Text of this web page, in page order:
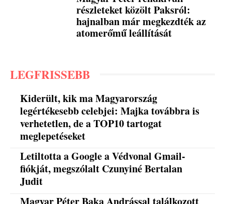
részleteket közölt Paksról:
hajnalban már megkezdték az
atomerőmű leállítását
LEGFRISSEBB
Kiderült, kik ma Magyarország
legértékesebb celebjei: Majka továbbra is
verhetetlen, de a TOP10 tartogat
meglepetéseket
Letiltotta a Google a Védvonal Gmail-
fiókját, megszólalt Czunyiné Bertalan
Judit